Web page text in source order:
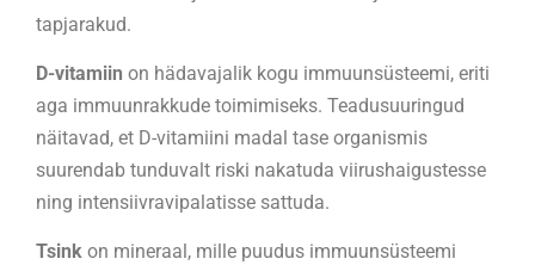
tapjarakud.
D-vitamiin on hädavajalik kogu immuunsüsteemi, eriti
aga immuunrakkude toimimiseks. Teadusuuringud
näitavad, et D-vitamiini madal tase organismis
suurendab tunduvalt riski nakatuda viirushaigustesse
ning intensiivravipalatisse sattuda.
Tsink on mineraal, mille puudus immuunsüsteemi